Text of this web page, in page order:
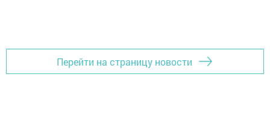
Перейти на страницу новости